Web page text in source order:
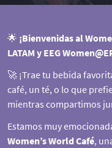
🌟 ¡Bienvenidas al
LATAM y EEG
🚀 ¡Trae tu bebida
café, un té, o lo que
mientras compartimos
Estamos muy
Women’s World Café,